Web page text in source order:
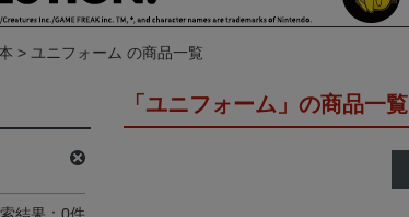
ユニフォーム の商品一覧
「ユニフォーム」の商品一覧